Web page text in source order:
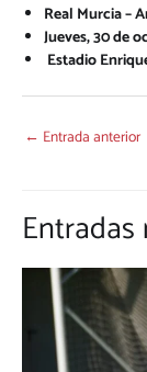
Real Murcia –
Jueves, 30 de
Estadio
← Entrada anterior